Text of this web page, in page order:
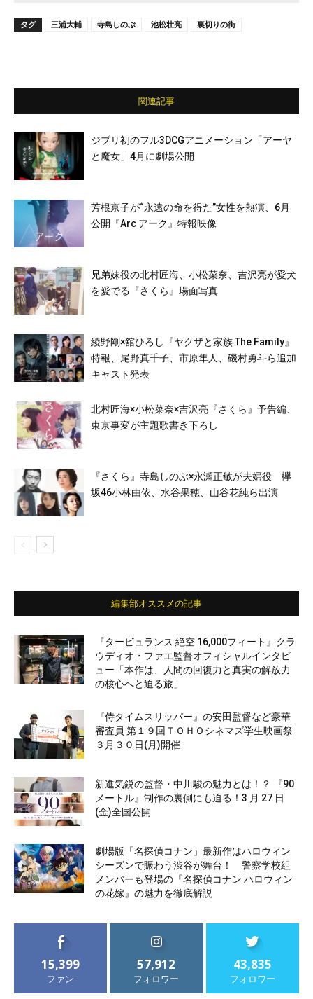
タグ 三浦大輔 寺島しのぶ 池松壮亮 裏切りの街
関連記事
ジブリ初のフル3DCGアニメーション「アーヤ
と魔女」4月に劇場公開
芳根京子が“永遠の命を得た”女性を熱演、6月
公開『Arc アーク』特報映像
兄弟妹役の北村匠海、小松菜奈、吉沢亮が愛犬
を愛でる『さくら』場面写真
綾野剛×舘ひろし『ヤクザと家族 The Family』
特報、尾野真千子、市原隼人、磯村勇斗ら追加
キャスト発表
北村匠海×小松菜奈×吉沢亮『さくら』予告編、
東京事変が主題歌書き下ろし
『さくら』寺島しのぶ×永瀬正敏が夫婦役 欅
坂46小林由依、水谷果穂、山谷花純ら出演
編集部オススメの記事
『タービュランス 絶空 16,000フィート』クラ
ウディオ・ファエ監督オフィシャルインタビ
ュー「本作は、人間の回復力と真実の解放力
の核心へと迫る旅」
『侍タイムスリッパー』の安田監督など豪華
審査員 第１９回ＴＯＨＯシネマズ学生映画祭
３月３０日(月)開催
新進気鋭の監督・中川駿の魅力とは！？ 『90
メートル』制作の裏側にも迫る！3 月 27 日
(金)全国公開
劇場版「名探偵コナン」最新作はハロウィン
シーズンで賑わう渋谷が舞台！ 警察学校組
メンバーも登場の『名探偵コナン ハロウィン
の花嫁』の魅力を徹底解説
15,399
ファン
57,912
フォロワー
43,835
フォロワー